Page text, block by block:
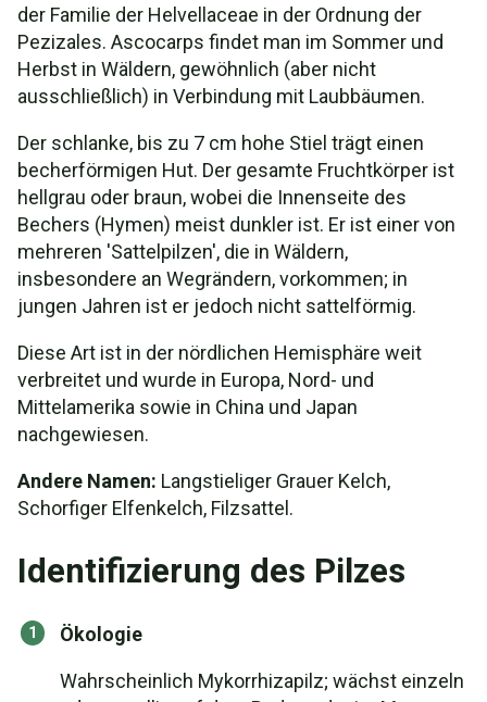
der Familie der Helvellaceae in der Ordnung der
Pezizales. Ascocarps findet man im Sommer und
Herbst in Wäldern, gewöhnlich (aber nicht
ausschließlich) in Verbindung mit Laubbäumen.
Der schlanke, bis zu 7 cm hohe Stiel trägt einen
becherförmigen Hut. Der gesamte Fruchtkörper ist
hellgrau oder braun, wobei die Innenseite des
Bechers (Hymen) meist dunkler ist. Er ist einer von
mehreren 'Sattelpilzen', die in Wäldern,
insbesondere an Wegrändern, vorkommen; in
jungen Jahren ist er jedoch nicht sattelförmig.
Diese Art ist in der nördlichen Hemisphäre weit
verbreitet und wurde in Europa, Nord- und
Mittelamerika sowie in China und Japan
nachgewiesen.
Andere Namen: Langstieliger Grauer Kelch,
Schorfiger Elfenkelch, Filzsattel.
Identifizierung des Pilzes
Ökologie
Wahrscheinlich Mykorrhizapilz; wächst einzeln